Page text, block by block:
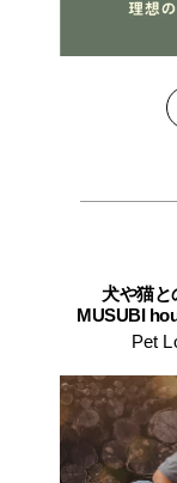
犬や猫と
MUSUBI
Pet